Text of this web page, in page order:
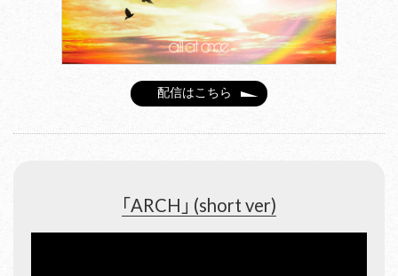
配信はこちら
「ARCH」 (short ver)